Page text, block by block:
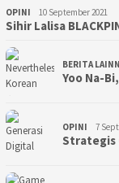
OPINI 10 September 2021
Sihir Lalisa
BERITA
Yoo Na-
OPINI 7
Strategis